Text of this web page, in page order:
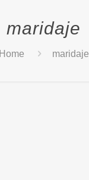
maridaje
Home maridaje